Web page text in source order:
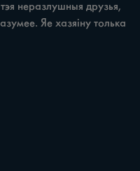
неразлушныя друзья,
Яе хазяіну толька